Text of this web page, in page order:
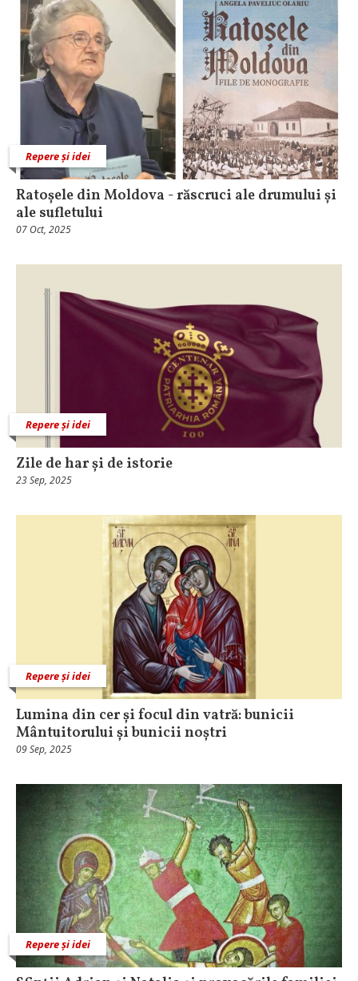
Repere și idei
Ratoșele din Moldova - răscruci ale drumului și
ale sufletului
07 Oct, 2025
Repere și idei
Zile de har și de istorie
23 Sep, 2025
Repere și idei
Lumina din cer și focul din vatră: bunicii
Mântuitorului și bunicii noștri
09 Sep, 2025
Repere și idei